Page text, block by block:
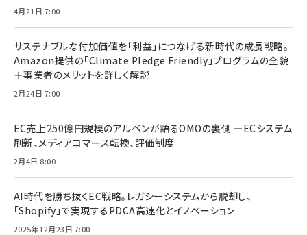
4月21日 7:00
サステナブルな付加価値を「利益」につなげる新時代の成長戦略。
Amazon提供の「Climate Pledge Friendly」プログラムの全貌
＋事業者のメリットを詳しく解説
2月24日 7:00
EC売上250億円規模のアルペンが語るOMOの裏側 ―ECシステム
刷新、メディアコマース転換、評価制度
2月4日 8:00
AI時代を勝ち抜くEC戦略。レガシーシステムから脱却し、
「Shopify」で実現するPDCA高速化とイノベーション
2025年12月23日 7:00